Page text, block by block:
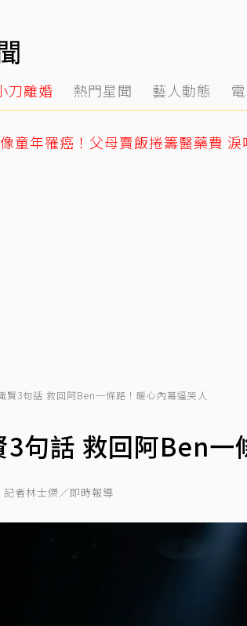
刀離婚 熱門星聞 藝人動態
賢3句話 救回阿Ben一條路！暖心內幕逼哭人
3句話 救回阿Ben一
記者林士傑／即時報導